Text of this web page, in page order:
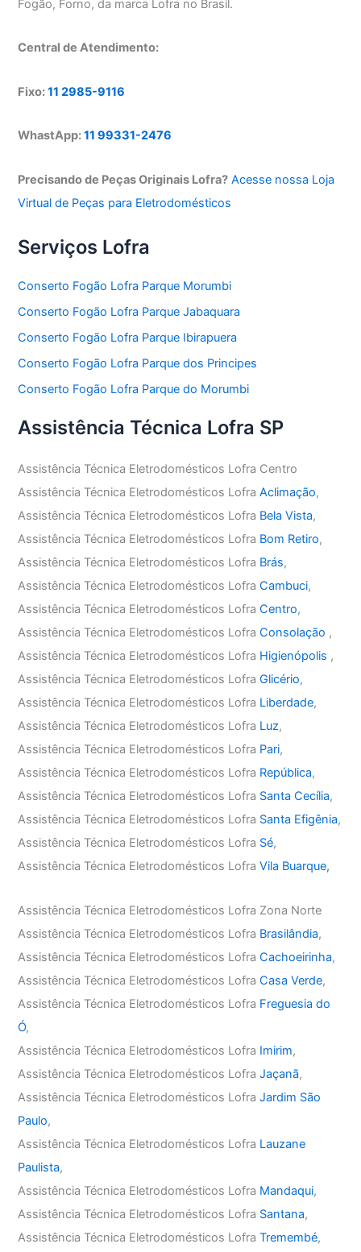
Fogão, Forno, da marca Lofra no Brasil.
Central de Atendimento:
Fixo:11 2985-9116
WhastApp:11 99331-2476
Precisando de Peças Originais Lofra? Acesse nossa Loja
Virtual de Peças para Eletrodomésticos
Serviços Lofra
Conserto Fogão Lofra Parque Morumbi
Conserto Fogão Lofra Parque Jabaquara
Conserto Fogão Lofra Parque Ibirapuera
Conserto Fogão Lofra Parque dos Principes
Conserto Fogão Lofra Parque do Morumbi
Assistência Técnica Lofra SP
Assistência Técnica Eletrodomésticos Lofra Centro
Assistência Técnica Eletrodomésticos LofraAclimação,
Assistência Técnica Eletrodomésticos Lofra Bela Vista,
Assistência Técnica Eletrodomésticos Lofra Bom Retiro,
Assistência Técnica Eletrodomésticos Lofra Brás,
Assistência Técnica Eletrodomésticos LofraCambuci,
Assistência Técnica Eletrodomésticos LofraCentro,
Assistência Técnica Eletrodomésticos LofraConsolação ,
Assistência Técnica Eletrodomésticos Lofra Higienópolis ,
Assistência Técnica Eletrodomésticos LofraGlicério,
Assistência Técnica Eletrodomésticos Lofra Liberdade,
Assistência Técnica Eletrodomésticos Lofra Luz,
Assistência Técnica Eletrodomésticos Lofra Pari,
Assistência Técnica Eletrodomésticos Lofra República,
Assistência Técnica Eletrodomésticos Lofra Santa Cecília,
Assistência Técnica Eletrodomésticos Lofra Santa Efigênia,
Assistência Técnica Eletrodomésticos Lofra Sé,
Assistência Técnica Eletrodomésticos LofraVila Buarque,
Assistência Técnica Eletrodomésticos Lofra Zona Norte
Assistência Técnica Eletrodomésticos Lofra Brasilândia,
Assistência Técnica Eletrodomésticos LofraCachoeirinha,
Assistência Técnica Eletrodomésticos LofraCasa Verde,
Assistência Técnica Eletrodomésticos Lofra Freguesia do
Ó,
Assistência Técnica Eletrodomésticos Lofra Imirim,
Assistência Técnica Eletrodomésticos LofraJaçanã,
Assistência Técnica Eletrodomésticos LofraJardim São
Paulo,
Assistência Técnica Eletrodomésticos Lofra Lauzane
Paulista,
Assistência Técnica Eletrodomésticos Lofra Mandaqui,
Assistência Técnica Eletrodomésticos Lofra Santana,
Assistência Técnica Eletrodomésticos LofraTremembé,